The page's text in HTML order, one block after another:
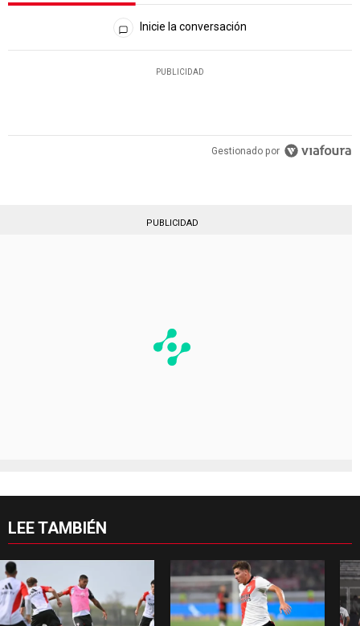
Todos los comentarios
Inicie la conversación
PUBLICIDAD
Gestionado por
PUBLICIDAD
LEE TAMBIÉN